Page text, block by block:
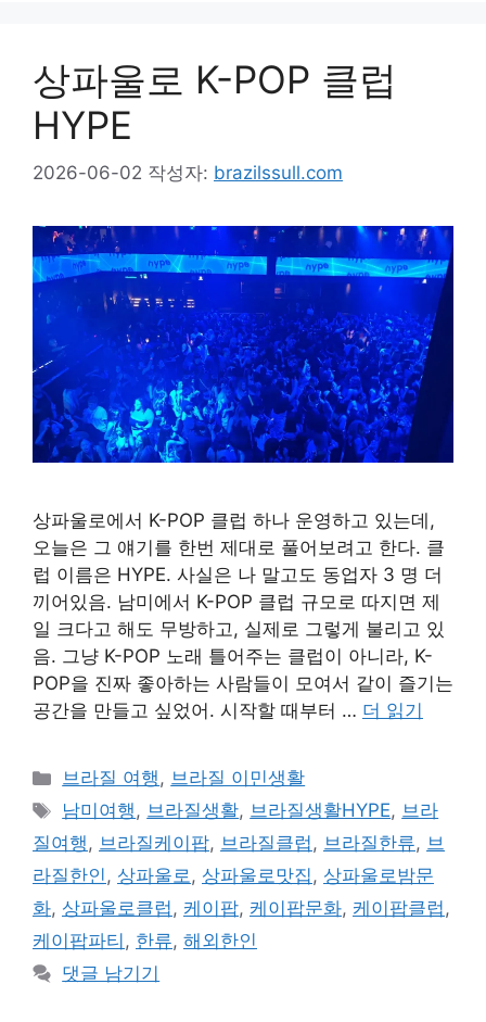
상파울로 K-POP 클럽
HYPE
2026-06-02 작성자: brazilssull.com
상파울로에서 K-POP 클럽 하나 운영하고 있는데,
오늘은 그 얘기를 한번 제대로 풀어보려고 한다. 클
럽 이름은 HYPE. 사실은 나 말고도 동업자 3 명 더
끼어있음. 남미에서 K-POP 클럽 규모로 따지면 제
일 크다고 해도 무방하고, 실제로 그렇게 불리고 있
음. 그냥 K-POP 노래 틀어주는 클럽이 아니라, K-
POP을 진짜 좋아하는 사람들이 모여서 같이 즐기는
공간을 만들고 싶었어. 시작할 때부터 … 더 읽기
카
테
리
브라질 여행, 브라질 이민생활
태
그
남미여행, 브라질생활, 브라질생활HYPE, 브라
질여행, 브라질케이팝, 브라질클럽, 브라질한류, 브
라질한인, 상파울로, 상파울로맛집, 상파울로밤문
화, 상파울로클럽, 케이팝, 케이팝문화, 케이팝클럽,
케이팝파티 , 한류, 해외한인
댓글 남기기